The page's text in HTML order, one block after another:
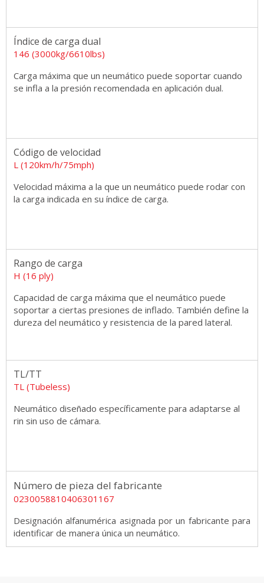
Índice de carga dual
146 (3000kg/6610lbs)
Carga máxima que un neumático puede soportar cuando
se infla a la presión recomendada en aplicación dual.
Código de velocidad
L (120km/h/75mph)
Velocidad máxima a la que un neumático puede rodar con
la carga indicada en su índice de carga.
Rango de carga
H (16 ply)
Capacidad de carga máxima que el neumático puede
soportar a ciertas presiones de inflado. También define la
dureza del neumático y resistencia de la pared lateral.
TL/TT
TL (Tubeless)
Neumático diseñado específicamente para adaptarse al
rin sin uso de cámara.
Número de pieza del fabricante
0230058810406301167
Designación alfanumérica asignada por un fabricante para
identificar de manera única un neumático.